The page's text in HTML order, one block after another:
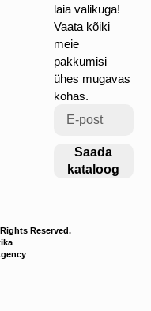
laia valikuga!
Vaata kõiki
meie
pakkumisi
ühes mugavas
kohas.
Saada
kataloog
Reserved.